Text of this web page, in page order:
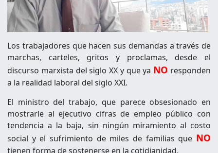
Los trabajadores que hacen sus demandas a través de
marchas, carteles, gritos y proclamas, desde el
discurso marxista del siglo XX y que ya NO responden
a la realidad laboral del siglo XXI.
El ministro del trabajo, que parece obsesionado en
mostrarle al ejecutivo cifras de empleo público con
tendencia a la baja, sin ningún miramiento al costo
social y el sufrimiento de miles de familias que NO
tienen forma de sostenerse en la cotidianidad.